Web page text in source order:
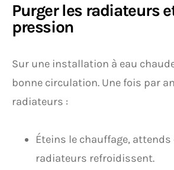
Purger les radiateurs
pression
Sur une installation à eau
bonne circulation. Une fois par
radiateurs :
Éteins le chauffage, attends
radiateurs refroidissent.